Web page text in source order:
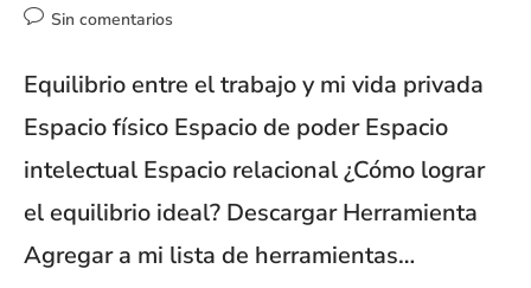
Sin comentarios
Equilibrio entre el trabajo y mi vida privada
Espacio físico Espacio de poder Espacio
intelectual Espacio relacional ¿Cómo lograr
el equilibrio ideal? Descargar Herramienta
Agregar a mi lista de herramientas…